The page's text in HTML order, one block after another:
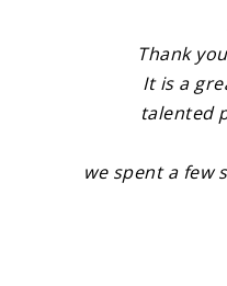
Thank
It is a
talented
we spent a few